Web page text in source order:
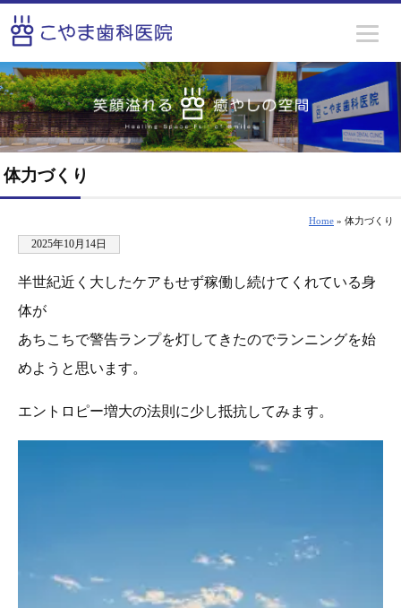
体力づくり
Home » 体力づくり
2025年10月14日
半世紀近く大したケアもせず稼働し続けてくれている身
体が
あちこちで警告ランプを灯してきたのでランニングを始
めようと思います。
エントロピー増大の法則に少し抵抗してみます。